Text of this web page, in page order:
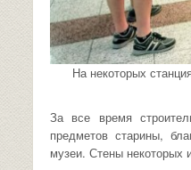
На некоторых
За все время
предметов старины,
музеи. Стены некоторых